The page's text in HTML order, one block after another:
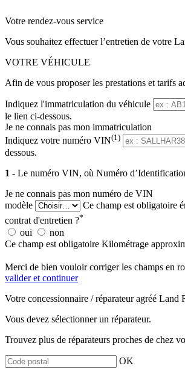
Votre rendez-vous service
Vous souhaitez effectuer l’entretien de votre
VOTRE VÉHICULE
Afin de vous proposer les prestations et tarifs
Indiquez l'immatriculation du véhicule
le lien ci-dessous.
Je ne connais pas mon immatriculation
Indiquez votre numéro VIN(1)
dessous.
1 - Le numéro VIN, où Numéro
Je ne connais pas mon numéro de VIN
modèle
Ce champ est obligatoire
contrat d'entretien ?*
oui
non
Ce champ est obligatoire Kilométrage
Merci de bien vouloir corriger les champs en
valider et continuer
Votre concessionnaire / réparateur agréé Land
Vous devez sélectionner un réparateur.
Trouvez plus de réparateurs proches de chez
OK